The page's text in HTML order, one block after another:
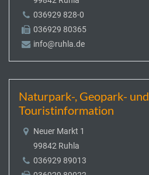
036929 828-0
036929 80365
info@ruhla.de
Naturpark-, Geopark- und
Touristinformation
Neuer Markt 1
99842 Ruhla
036929 89013